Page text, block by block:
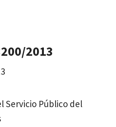
2013
Servicio Público del